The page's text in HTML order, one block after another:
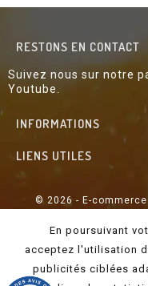
RESTONS EN CONTACT
Suivez nous sur notre
Youtube.
INFORMATIONS
LIENS UTILES
© 2026 - E-
En poursuivant
acceptez l'utilisation
publicités ciblées